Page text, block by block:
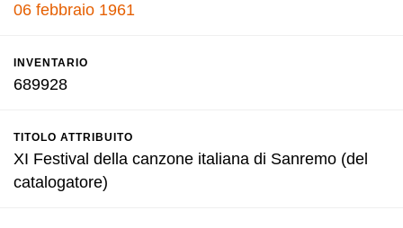
06 febbraio 1961
INVENTARIO
689928
TITOLO ATTRIBUITO
XI Festival della canzone italiana di Sanremo (del
catalogatore)